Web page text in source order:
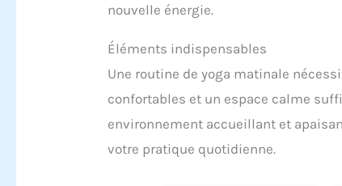
nouvelle énergie.
Éléments indispensables
Une routine de yoga matinale
confortables et un espace calme
environnement accueillant et
votre pratique quotidienne.